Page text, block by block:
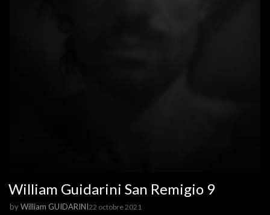
William Guidarini San Remigio 9
byWilliam GUIDARINI22 octobre 2021